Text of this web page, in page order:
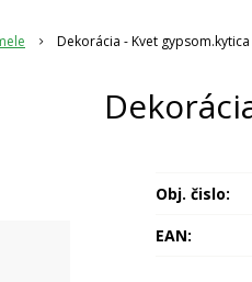
Dekorácia - Kvet
Obj. čislo:
EAN: